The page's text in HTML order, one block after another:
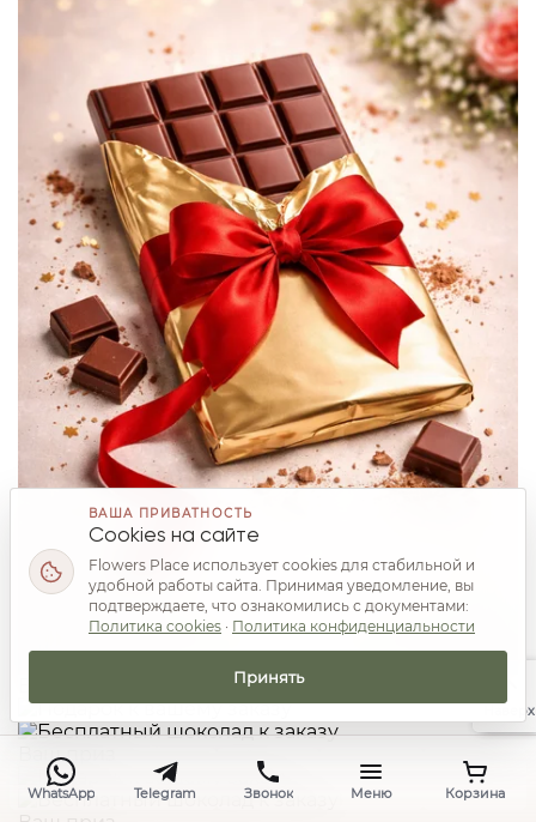
Ваш приз
WhatsApp Telegram Звонок Меню Корзина
Наверх
ВАША ПРИВАТНОСТЬ
Cookies на сайте
Flowers Place использует cookies для стабильной и
удобной работы сайта. Принимая уведомление, вы
подтверждаете, что ознакомились с документами:
Политика cookies · Политика конфиденциальности
Принять